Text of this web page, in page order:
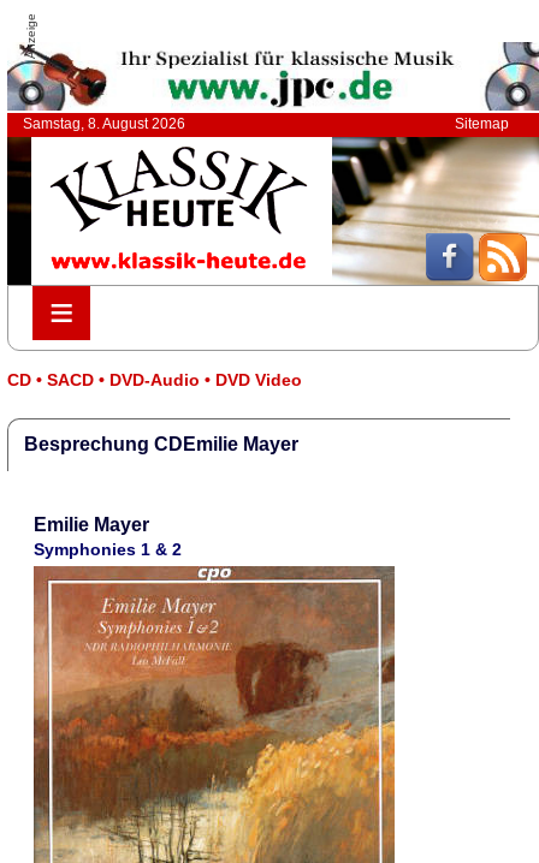
Anzeige
Samstag, 8. August 2026 Sitemap
≡
≡
CD • SACD • DVD-Audio • DVD Video
Besprechung CDEmilie Mayer
Emilie Mayer
Symphonies 1 & 2